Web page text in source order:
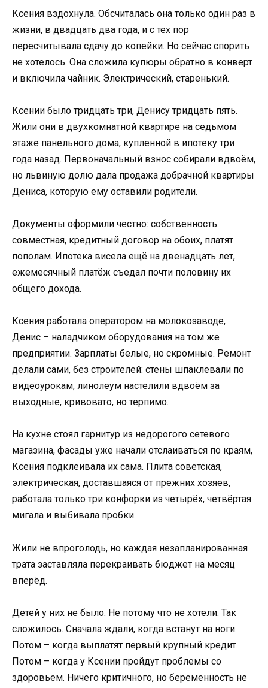
Ксения вздохнула. Обсчиталась она только один раз в
жизни, в двадцать два года, и с тех пор
пересчитывала сдачу до копейки. Но сейчас спорить
не хотелось. Она сложила купюры обратно в конверт
и включила чайник. Электрический, старенький.
Ксении было тридцать три, Денису тридцать пять.
Жили они в двухкомнатной квартире на седьмом
этаже панельного дома, купленной в ипотеку три
года назад. Первоначальный взнос собирали вдвоём,
но львиную долю дала продажа добрачной квартиры
Дениса, которую ему оставили родители.
Документы оформили честно: собственность
совместная, кредитный договор на обоих, платят
пополам. Ипотека висела ещё на двенадцать лет,
ежемесячный платёж съедал почти половину их
общего дохода.
Ксения работала оператором на молокозаводе,
Денис – наладчиком оборудования на том же
предприятии. Зарплаты белые, но скромные. Ремонт
делали сами, без строителей: стены шпаклевали по
видеоурокам, линолеум настелили вдвоём за
выходные, кривовато, но терпимо.
На кухне стоял гарнитур из недорогого сетевого
магазина, фасады уже начали отслаиваться по краям,
Ксения подклеивала их сама. Плита советская,
электрическая, доставшаяся от прежних хозяев,
работала только три конфорки из четырёх, четвёртая
мигала и выбивала пробки.
Жили не впроголодь, но каждая незапланированная
трата заставляла перекраивать бюджет на месяц
вперёд.
Детей у них не было. Не потому что не хотели. Так
сложилось. Сначала ждали, когда встанут на ноги.
Потом – когда выплатят первый крупный кредит.
Потом – когда у Ксении пройдут проблемы со
здоровьем. Ничего критичного, но беременность не